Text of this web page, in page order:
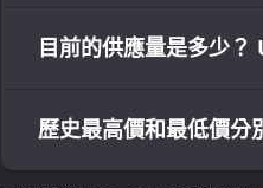
目前的供應量是多少？
歷史最高價和最低價分